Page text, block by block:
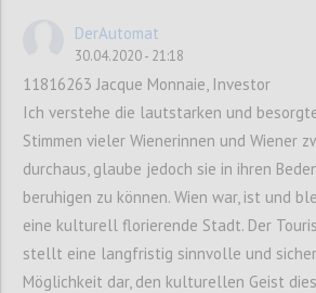
Erstmals wird es konkret:
soll direkt auf dem Bahnhof
aufsitzen.
DerAutomat
30.04.2020 - 21:18
11816263 Jacque Monnaie, Investor
Ich verstehe die lautstarken und
Stimmen vieler Wienerinnen und Wiener
durchaus, glaube jedoch sie in ihren
beruhigen zu können. Wien war, ist und
eine kulturell florierende Stadt. Der
stellt eine langfristig sinnvolle und
Möglichkeit dar, den kulturellen Geist